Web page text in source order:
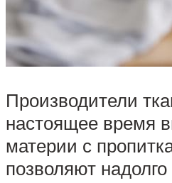
Производители
настоящее время
материи с
позволяют